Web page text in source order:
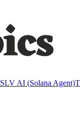
SLV AI (Solana Agent)